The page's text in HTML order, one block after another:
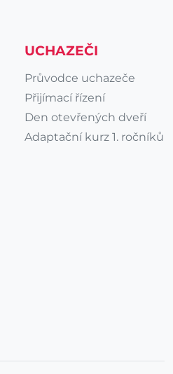
UCHAZEČI
Průvodce uchazeče
Přijímací řízení
Den otevřených dveří
Adaptační kurz 1. ročníků